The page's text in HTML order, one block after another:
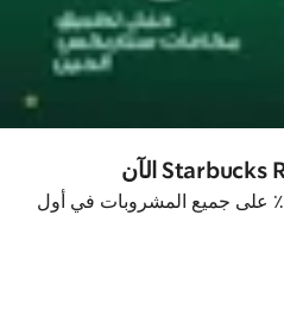
اشترك واحصل على خصم 20٪ على جميع المشروبات في أول